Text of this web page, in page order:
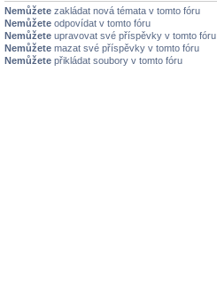
Nemůžete zakládat nová témata v tomto fóru
Nemůžete odpovídat v tomto fóru
Nemůžete upravovat své příspěvky v tomto fóru
Nemůžete mazat své příspěvky v tomto fóru
Nemůžete přikládat soubory v tomto fóru